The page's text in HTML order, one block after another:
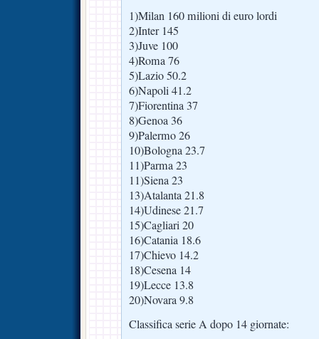
1)Milan 160 milioni di euro lordi
2)Inter 145
3)Juve 100
4)Roma 76
5)Lazio 50.2
6)Napoli 41.2
7)Fiorentina 37
8)Genoa 36
9)Palermo 26
10)Bologna 23.7
11)Parma 23
11)Siena 23
13)Atalanta 21.8
14)Udinese 21.7
15)Cagliari 20
16)Catania 18.6
17)Chievo 14.2
18)Cesena 14
19)Lecce 13.8
20)Novara 9.8
Classifica serie A dopo 14 giornate: